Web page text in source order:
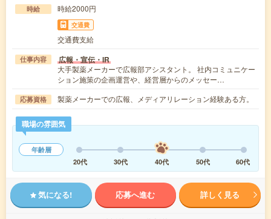
時給 時給2000円
交通費
交通費支給
仕事内容 広報・宣伝・IR
大手製薬メーカーで広報部アシスタント。 社内コミュニケー
ション施策の企画運営や、経営層からのメッセー…
応募資格 製薬メーカーでの広報、メディアリレーション経験ある方。
職場の雰囲気
年齢層
20代
30代 40代 50代 60代
気になる! 応募へ進む 詳しく見る